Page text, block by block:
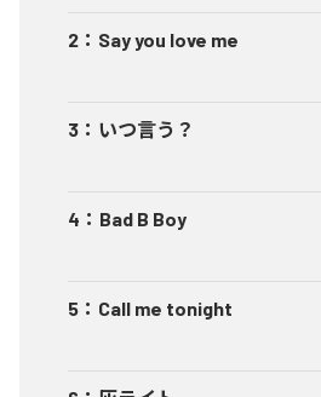
2 ： Say you love me
3 ： いつ言う？
4 ： Bad B Boy
5 ： Call me tonight